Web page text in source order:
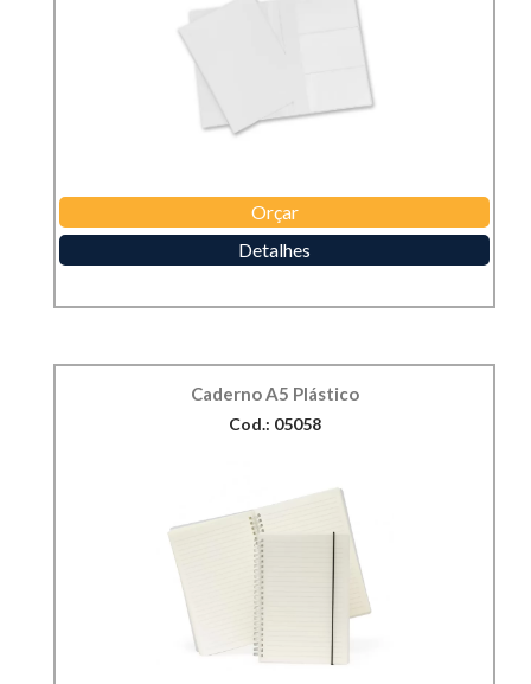
Orçar
Detalhes
Caderno A5 Plástico
Cod.: 05058